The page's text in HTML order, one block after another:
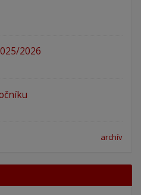
2026
archív